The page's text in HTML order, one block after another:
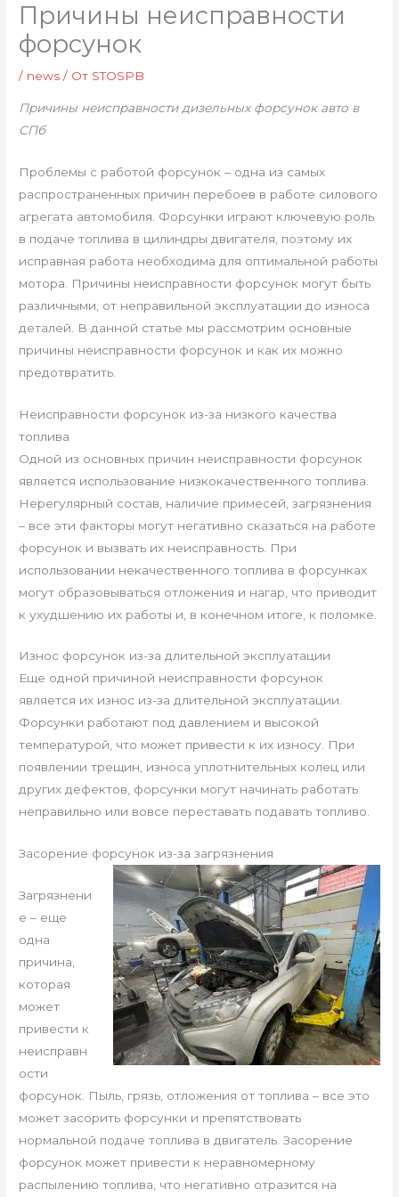
Причины неисправности
форсунок
/ news / От STOSPB
Причины неисправности дизельных форсунок авто в
СПб
Проблемы с работой форсунок – одна из самых
распространенных причин перебоев в работе силового
агрегата автомобиля. Форсунки играют ключевую роль
в подаче топлива в цилиндры двигателя, поэтому их
исправная работа необходима для оптимальной работы
мотора. Причины неисправности форсунок могут быть
различными, от неправильной эксплуатации до износа
деталей. В данной статье мы рассмотрим основные
причины неисправности форсунок и как их можно
предотвратить.
Неисправности форсунок из-за низкого качества
топлива
Одной из основных причин неисправности форсунок
является использование низкокачественного топлива.
Нерегулярный состав, наличие примесей, загрязнения
– все эти факторы могут негативно сказаться на работе
форсунок и вызвать их неисправность. При
использовании некачественного топлива в форсунках
могут образовываться отложения и нагар, что приводит
к ухудшению их работы и, в конечном итоге, к поломке.
Износ форсунок из-за длительной эксплуатации
Еще одной причиной неисправности форсунок
является их износ из-за длительной эксплуатации.
Форсунки работают под давлением и высокой
температурой, что может привести к их износу. При
появлении трещин, износа уплотнительных колец или
других дефектов, форсунки могут начинать работать
неправильно или вовсе переставать подавать топливо.
Засорение форсунок из-за загрязнения
Загрязнени
е – еще
одна
причина,
которая
может
привести к
неисправн
ости
форсунок. Пыль, грязь, отложения от топлива – все это
может засорить форсунки и препятствовать
нормальной подаче топлива в двигатель. Засорение
форсунок может привести к неравномерному
распылению топлива, что негативно отразится на